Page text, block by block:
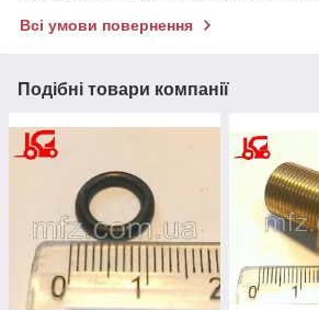
Всі умови повернення
Подібні товари компанії